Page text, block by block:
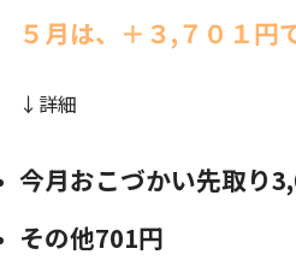
５月は、＋３,７０１円
↓詳細
今月おこづかい先取り
その他701円